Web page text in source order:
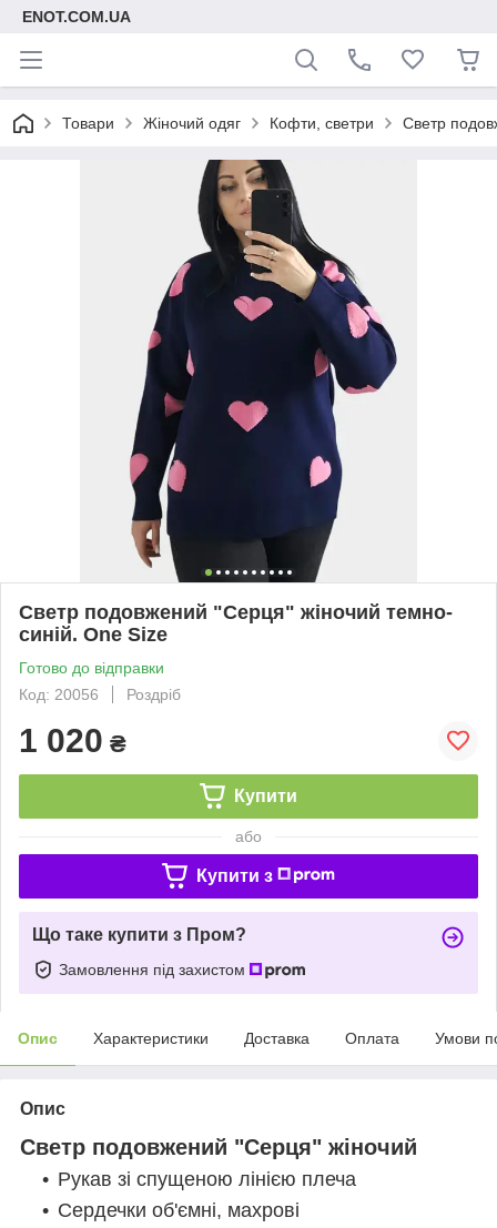
ENOT.COM.UA
Товари Жіночий одяг Кофти, светри Светр
Светр подовжений "Серця" жіночий темно-
синій. One Size
Готово до відправки
Код: 20056
Роздріб
1 020 ₴
Купити
або
Купити з
Що таке купити з Пром?
Замовлення під захистом
Опис Характеристики Доставка Оплата Умови
Опис
Светр подовжений "Серця" жіночий
Рукав зі спущеною лінією плеча
Сердечки об'ємні, махрові